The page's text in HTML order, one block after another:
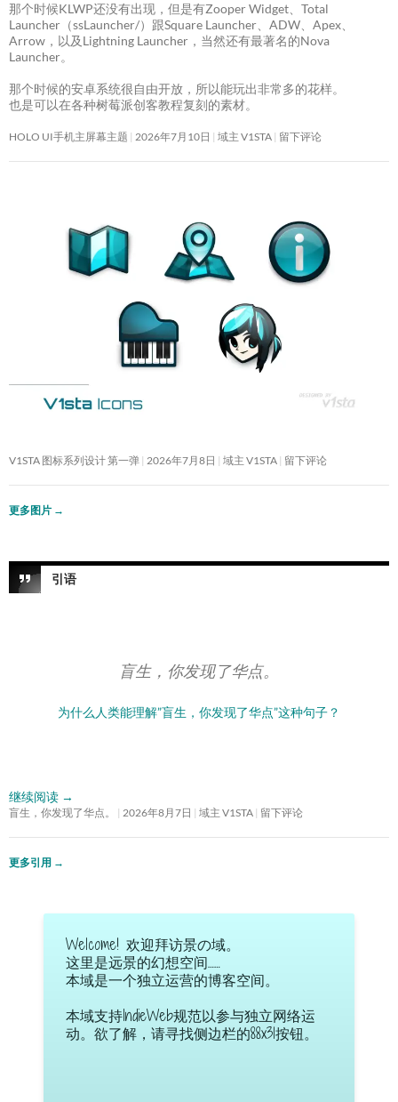
那个时候KLWP还没有出现，但是有Zooper Widget、Total
Launcher（ssLauncher/）跟Square Launcher、ADW、Apex、
Arrow，以及Lightning Launcher，当然还有最著名的Nova
Launcher。
那个时候的安卓系统很自由开放，所以能玩出非常多的花样。
也是可以在各种树莓派创客教程复刻的素材。
HOLO UI手机主屏幕主题 2026年7月10日 域主 V1STA 留下评论
V1STA 图标系列设计 第一弹 2026年7月8日 域主 V1STA 留下评论
更多图片 →
引语
盲生，你发现了华点。
为什么人类能理解”盲生，你发现了华点”这种句子？
继续阅读 →
盲生，你发现了华点。 2026年8月7日 域主 V1STA 留下评论
更多引用 →
Welcome! 欢迎拜访景の域。
这里是远景的幻想空间……
本域是一个独立运营的博客空间。
本域支持IndieWeb规范以参与独立网络运
动。欲了解，请寻找侧边栏的88x31按钮。